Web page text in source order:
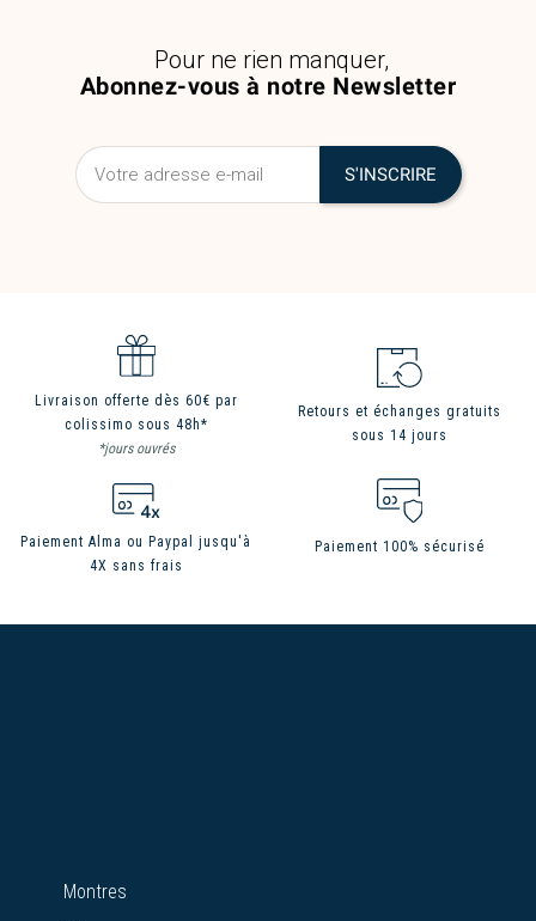
Abonnez-vous à notre Newsletter
Pour ne rien manquer,
Livraison offerte dès 60€ par
colissimo sous 48h*
*jours ouvrés
Retours et échanges gratuits
sous 14 jours
Paiement Alma ou Paypal jusqu'à
4X sans frais
Paiement 100% sécurisé
Montres